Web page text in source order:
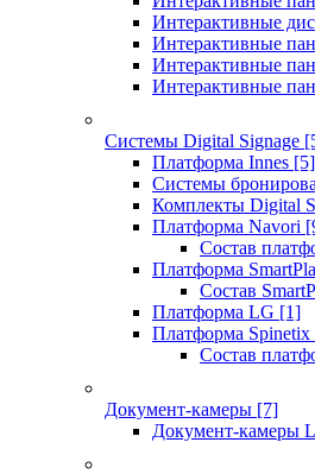
Интерактивные
Интерактивные
Интерактивные
Интерактивные
Системы Digital Signage
Платформа Innes [5]
Системы
Комплекты Digital
Платформа Navori
Состав
Платформа
Состав
Платформа LG [1]
Платформа Spinetix
Состав
Документ-камеры [7]
Документ-камеры